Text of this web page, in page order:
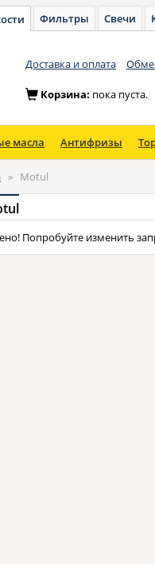
Фильтры Свечи
Доставка и оплата
Корзина: пока пуста.
масла Антифризы
» Motul
Попробуйте изменить